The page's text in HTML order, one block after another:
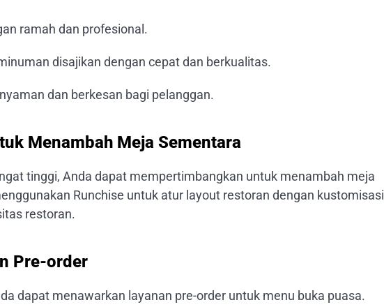
ramah dan profesional.
disajikan dengan cepat dan berkualitas.
dan berkesan bagi pelanggan.
Menambah Meja Sementara
tinggi, Anda dapat mempertimbangkan untuk menambah meja
Runchise untuk atur layout restoran dengan kustomisasi
restoran.
Pre-order
dapat menawarkan layanan pre-order untuk menu buka puasa.